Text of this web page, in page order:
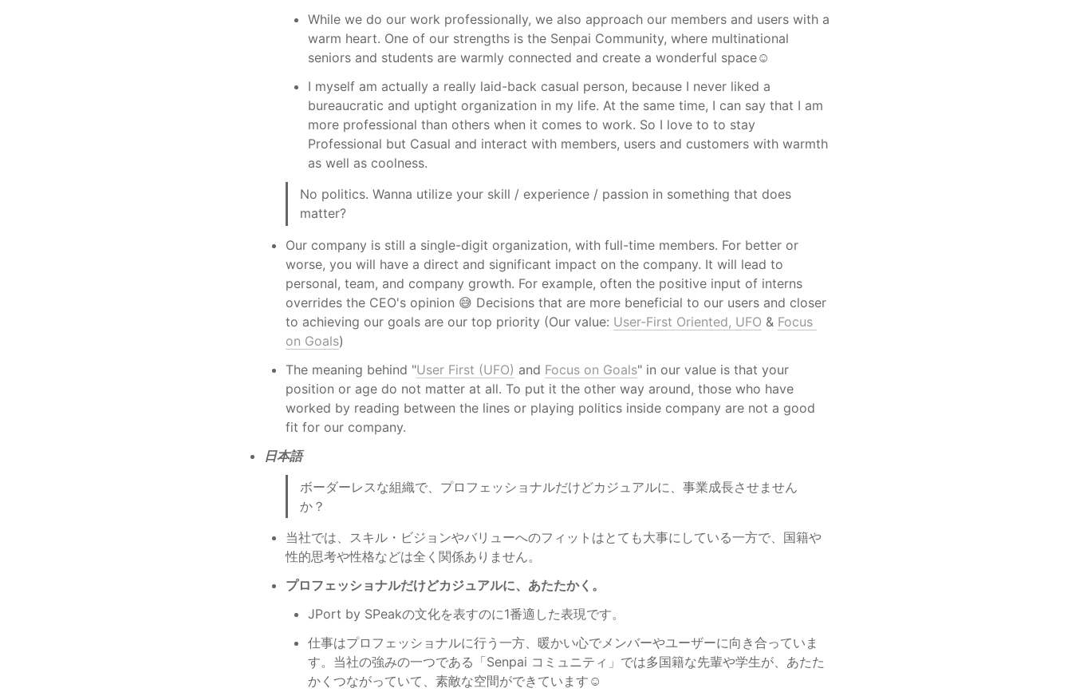
While we do our work professionally, we also approach our members and users with a
warm heart. One of our strengths is the Senpai Community, where multinational
seniors and students are warmly connected and create a wonderful space☺️
I myself am actually a really laid-back casual person, because I never liked a
bureaucratic and uptight organization in my life. At the same time, I can say that I am
more professional than others when it comes to work. So I love to to stay
Professional but Casual and interact with members, users and customers with warmth
as well as coolness.
No politics. Wanna utilize your skill / experience / passion in something that does
matter?
Our company is still a single-digit organization, with full-time members. For better or
worse, you will have a direct and significant impact on the company. It will lead to
personal, team, and company growth. For example, often the positive input of interns
overrides the CEO's opinion 😅 Decisions that are more beneficial to our users and closer
to achieving our goals are our top priority (Our value: User-First Oriented, UFO & Focus
on Goals)
The meaning behind "User First (UFO) and Focus on Goals" in our value is that your
position or age do not matter at all. To put it the other way around, those who have
worked by reading between the lines or playing politics inside company are not a good
fit for our company.
日本語
ボーダーレスな組織で、プロフェッショナルだけどカジュアルに、事業成長させません
か？
当社では、スキル・ビジョンやバリューへのフィットはとても大事にしている一方で、国籍や
性的思考や性格などは全く関係ありません。
プロフェッショナルだけどカジュアルに、あたたかく。
JPort by SPeakの文化を表すのに1番適した表現です。
仕事はプロフェッショナルに行う一方、暖かい心でメンバーやユーザーに向き合っていま
す。当社の強みの一つである「Senpai コミュニティ」では多国籍な先輩や学生が、あたた
かくつながっていて、素敵な空間ができています☺️